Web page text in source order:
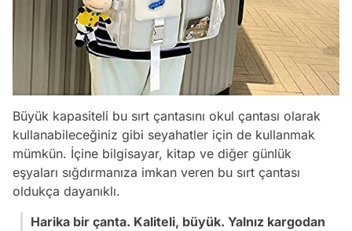
Büyük kapasiteli bu sırt çantasını okul çantası olarak
kullanabileceğiniz gibi seyahatler için de kullanmak
mümkün. İçine bilgisayar, kitap ve diğer günlük
eşyaları sığdırmanıza imkan veren bu sırt çantası
oldukça dayanıklı.
Harika bir çanta. Kaliteli, büyük. Yalnız kargodan